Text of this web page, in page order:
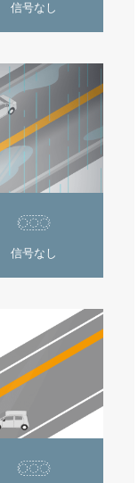
信号なし
信号なし